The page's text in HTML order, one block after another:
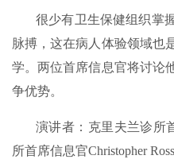
很少有卫生保健组织掌
脉搏，这在病人体验领域也
学。两位首席信息官将讨论
争优势。
演讲者：克里夫兰诊所
所首席信息官Christopher Ross